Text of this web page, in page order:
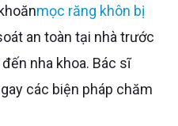
mọc răng khôn bị
an toàn tại nhà trước
nha khoa. Bác sĩ
các biện pháp chăm